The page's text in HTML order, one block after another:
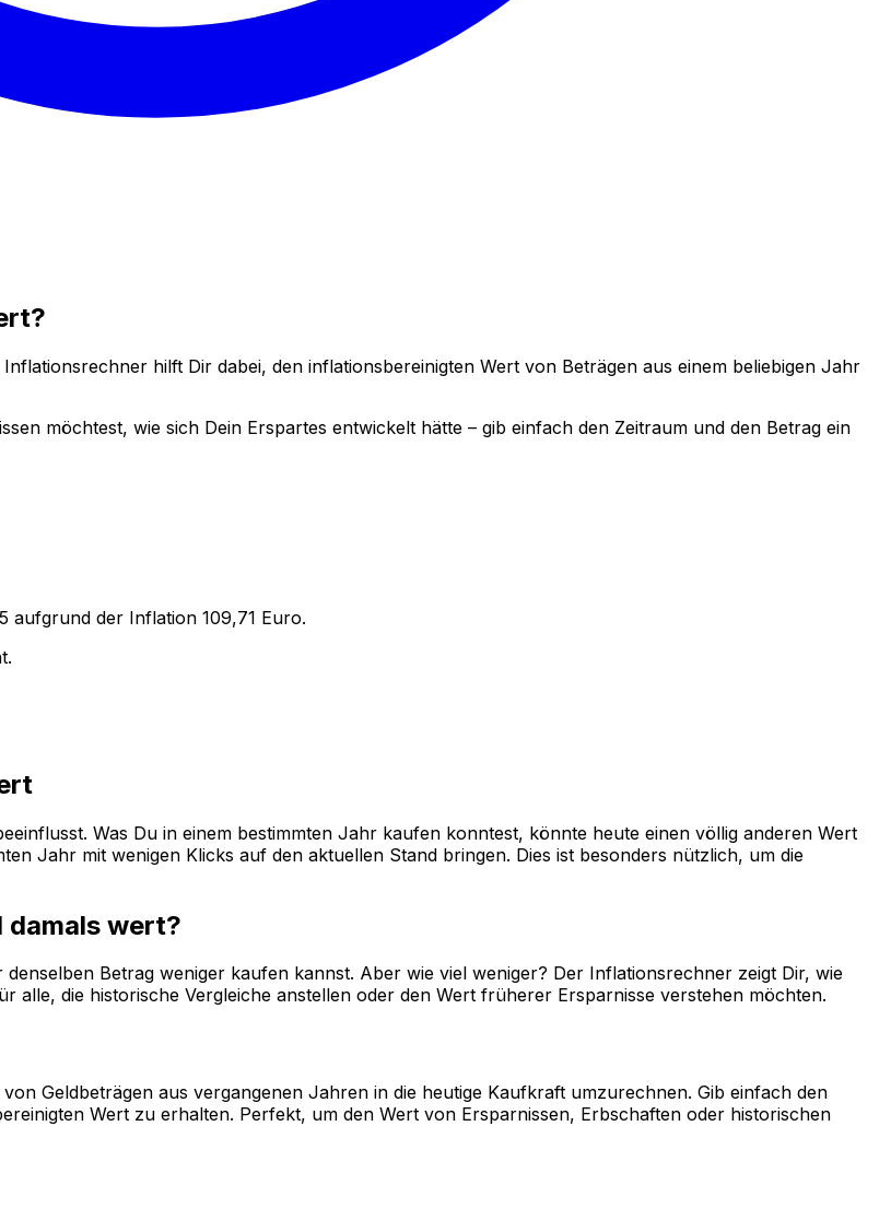
hilft Dir dabei, den inflationsbereinigten Wert von Beträgen aus einem beliebigen Jahr
möchtest, wie sich Dein Erspartes entwickelt hätte – gib einfach den Zeitraum und den Betrag ein
aufgrund der Inflation 109,71 Euro.
Was Du in einem bestimmten Jahr kaufen konntest, könnte heute einen völlig anderen Wert
Jahr mit wenigen Klicks auf den aktuellen Stand bringen. Dies ist besonders nützlich, um die
damals wert?
Betrag weniger kaufen kannst. Aber wie viel weniger? Der Inflationsrechner zeigt Dir, wie
alle, die historische Vergleiche anstellen oder den Wert früherer Ersparnisse verstehen möchten.
Geldbeträgen aus vergangenen Jahren in die heutige Kaufkraft umzurechnen. Gib einfach den
Wert zu erhalten. Perfekt, um den Wert von Ersparnissen, Erbschaften oder historischen